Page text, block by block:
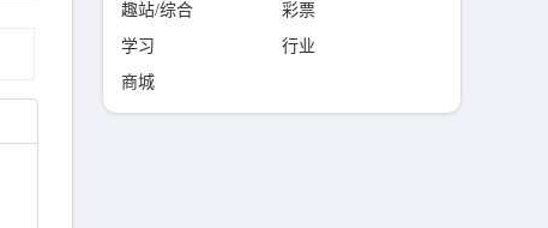
趣站/综合
彩票
学习
行业
商城